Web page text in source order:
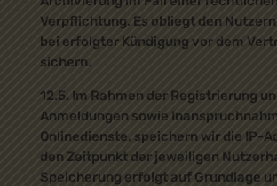
Verpflichtung. Es obliegt den
bei erfolgter Kündigung vor dem
sichern.
12.5. Im Rahmen der Registrierung
Anmeldungen sowie
Onlinedienste, speichern wir die IP-
den Zeitpunkt der jeweiligen
Speicherung erfolgt auf Grundlage